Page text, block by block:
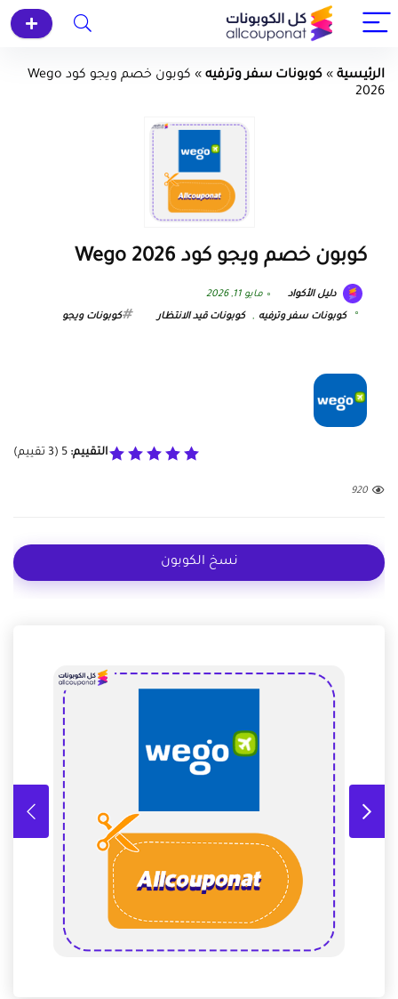
الرئيسية » كوبونات سفر وترفيه »
كوبون خصم ويجو كود Wego
2026
كوبون خصم ويجو كود Wego 2026
دليل الأكواد مايو 11, 2026
كوبونات سفر وترفيه , كوبونات قيد الانتظار كوبونات ويجو
التقييم: 5
(
3 تقييم)
920
نسخ الكوبون